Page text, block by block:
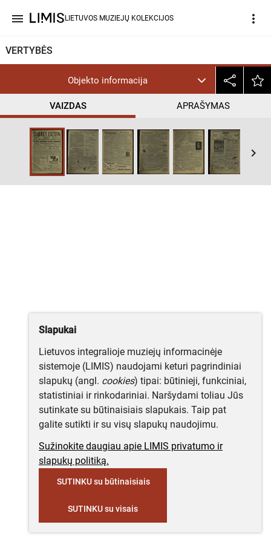
menu LIETUVOS MUZIEJŲ KOLEKCIJOS more_vert
VERTYBĖS
Objekto informacija
VAIZDAS APRAŠYMAS
keyboard_arrow_right
Slapukai
Lietuvos integralioje muziejų informacinėje
sistemoje (LIMIS) naudojami keturi pagrindiniai
slapukų (angl. cookies) tipai: būtinieji, funkciniai,
statistiniai ir rinkodariniai. Naršydami toliau Jūs
sutinkate su būtinaisiais slapukais. Taip pat
galite sutikti ir su visų slapukų naudojimu.
Sužinokite daugiau apie LIMIS privatumo ir
slapukų politiką.
SUTINKU su būtinaisiais
SUTINKU su visais